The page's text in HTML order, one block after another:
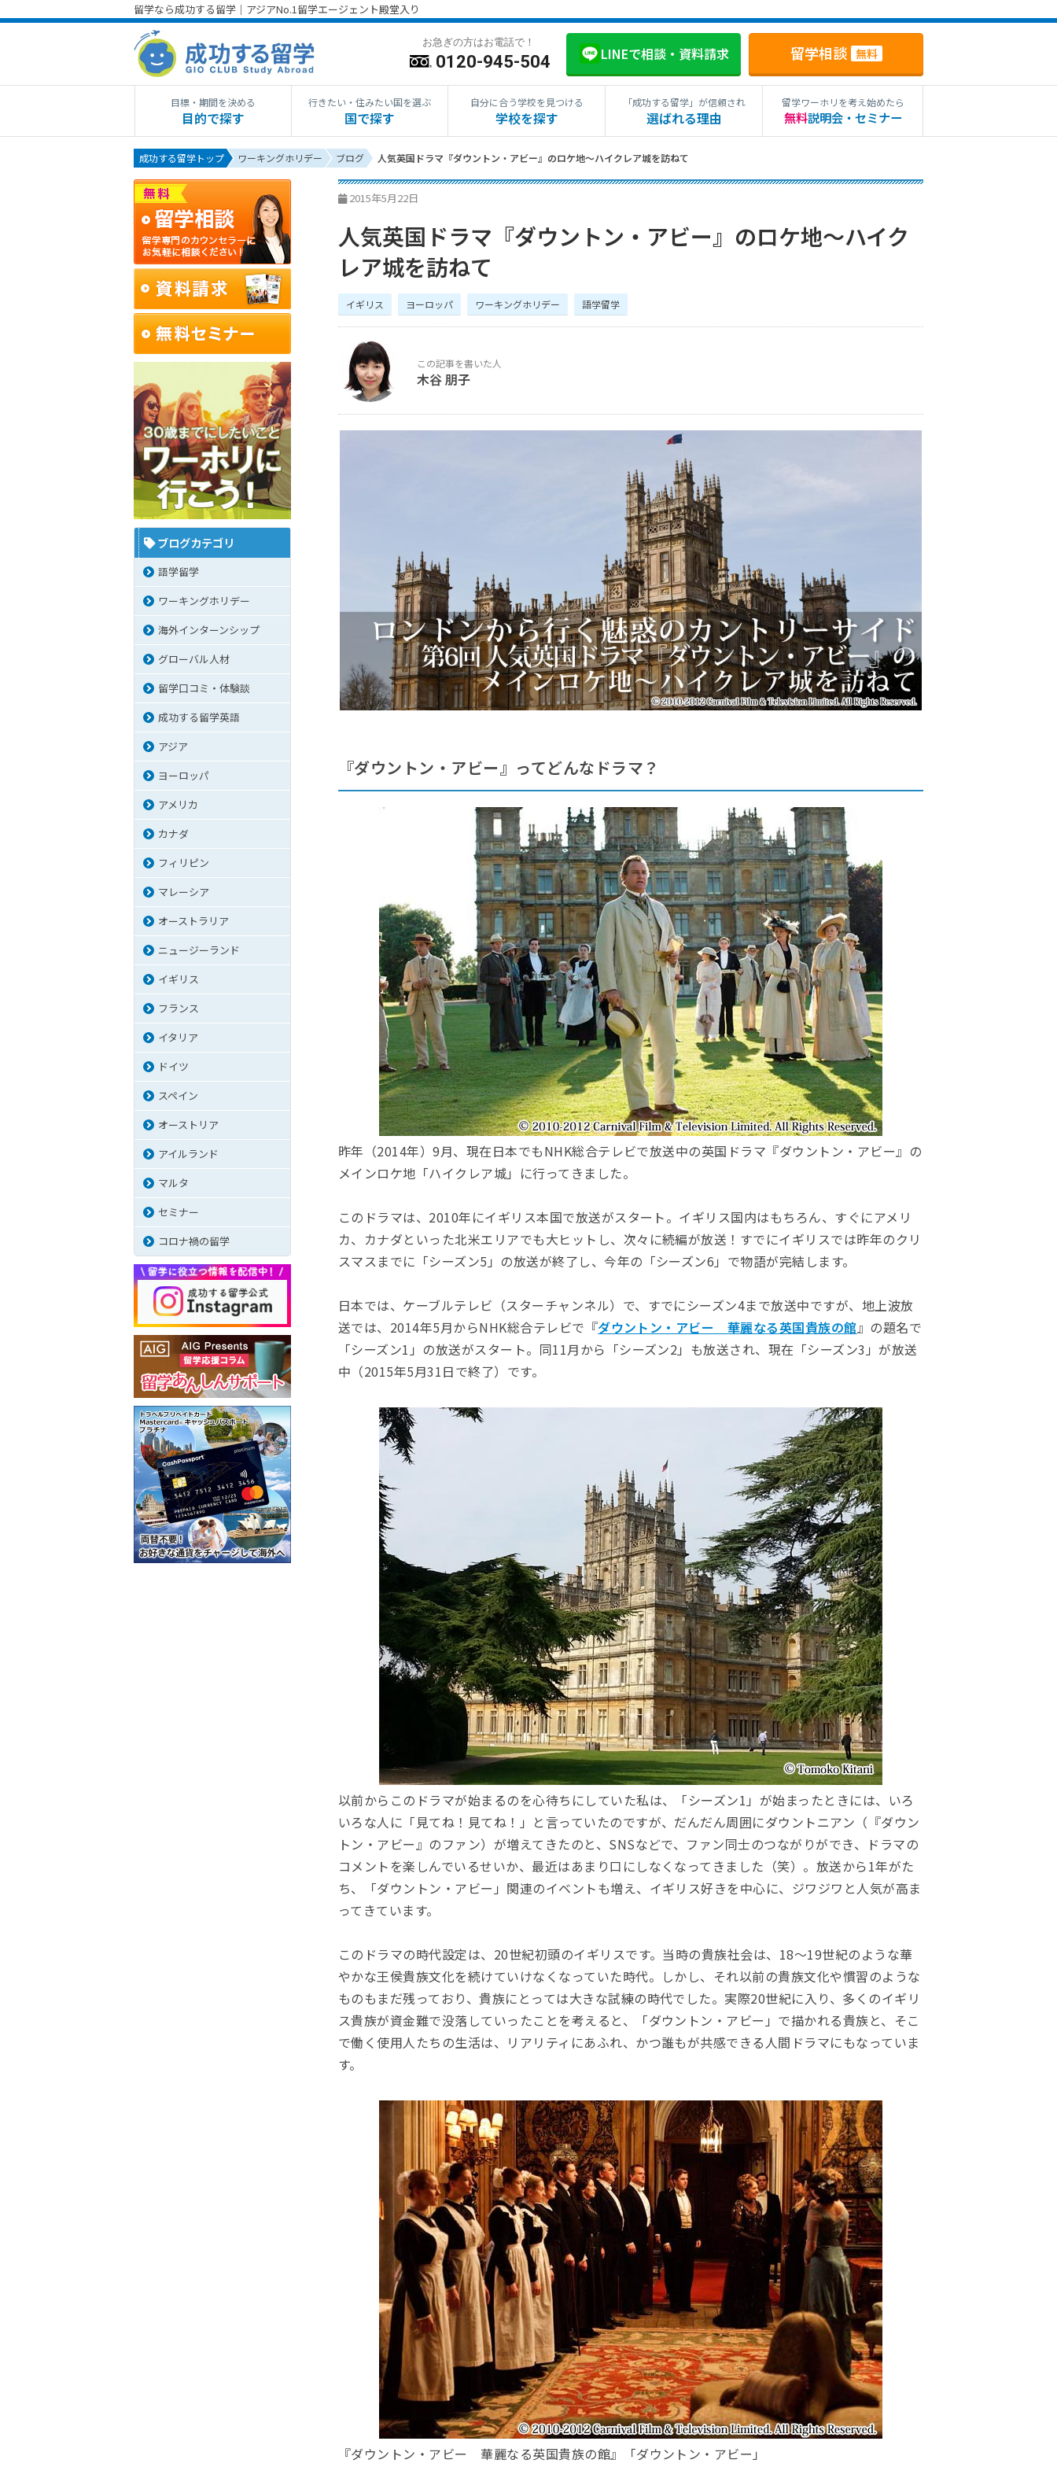
留学なら成功する留学｜アジアNo.1留学エージェント殿堂入り
お急ぎの方はお電話で！
0120-945-504 LINEで相談・資料請求 留学相談 無料
目標・期間を決める
目的で探す
行きたい・住みたい国を選ぶ
国で探す
自分に合う学校を見つける
学校を探す
「成功する留学」が信頼され
選ばれる理由
留学ワーホリを考え始めたら
無料説明会・セミナー
成功する留学トップ ワーキングホリデー ブログ 人気英国ドラマ『ダウントン・アビー』のロケ地〜ハイクレア城を訪ねて
2015年5月22日
人気英国ドラマ『ダウントン・アビー』のロケ地〜ハイク
レア城を訪ねて
イギリス ヨーロッパ ワーキングホリデー 語学留学
木谷 朋子
『ダウントン・アビー』ってどんなドラマ？
昨年（2014年）9月、現在日本でもNHK総合テレビで放送中の英国ドラマ『ダウントン・アビー』の
メインロケ地「ハイクレア城」に行ってきました。
このドラマは、2010年にイギリス本国で放送がスタート。イギリス国内はもちろん、すぐにアメリ
カ、カナダといった北米エリアでも大ヒットし、次々に続編が放送！すでにイギリスでは昨年のクリ
スマスまでに「シーズン5」の放送が終了し、今年の「シーズン6」で物語が完結します。
日本では、ケーブルテレビ（スターチャンネル）で、すでにシーズン4まで放送中ですが、地上波放
送では、2014年5月からNHK総合テレビで『ダウントン・アビー 華麗なる英国貴族の館 』の題名で
「シーズン1」の放送がスタート。同11月から「シーズン2」も放送され、現在「シーズン3」が放送
中（2015年5月31日で終了）です。
以前からこのドラマが始まるのを心待ちにしていた私は、「シーズン1」が始まったときには、いろ
いろな人に「見てね！見てね！」と言っていたのですが、だんだん周囲にダウントニアン（『ダウン
トン・アビー』のファン）が増えてきたのと、SNSなどで、ファン同士のつながりができ、ドラマの
コメントを楽しんでいるせいか、最近はあまり口にしなくなってきました（笑）。放送から1年がた
ち、「ダウントン・アビー」関連のイベントも増え、イギリス好きを中心に、ジワジワと人気が高ま
ってきています。
このドラマの時代設定は、20世紀初頭のイギリスです。当時の貴族社会は、18〜19世紀のような華
やかな王侯貴族文化を続けていけなくなっていた時代。しかし、それ以前の貴族文化や慣習のような
ものもまだ残っており、貴族にとっては大きな試練の時代でした。実際20世紀に入り、多くのイギリ
ス貴族が資金難で没落していったことを考えると、「ダウントン・アビー」で描かれる貴族と、そこ
で働く使用人たちの生活は、リアリティにあふれ、かつ誰もが共感できる人間ドラマにもなっていま
す。
『ダウントン・アビー 華麗なる英国貴族の館』「ダウントン・アビー」
ブログカテゴリ
語学留学
ワーキングホリデー
海外インターンシップ
グローバル人材
留学口コミ・体験談
成功する留学英語
アジア
ヨーロッパ
アメリカ
カナダ
フィリピン
マレーシア
オーストラリア
ニュージーランド
イギリス
フランス
イタリア
ドイツ
スペイン
オーストリア
アイルランド
マルタ
セミナー
コロナ禍の留学